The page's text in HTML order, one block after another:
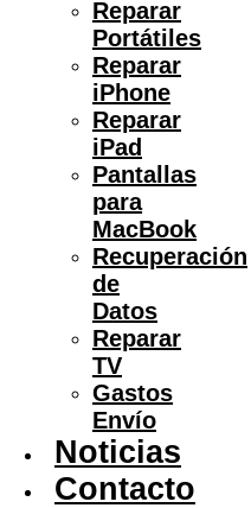
Reparar
Portátiles
Reparar
iPhone
Reparar
iPad
Pantallas
para
MacBook
Recuperación
de
Datos
Reparar
TV
Gastos
Envío
Noticias
Contacto